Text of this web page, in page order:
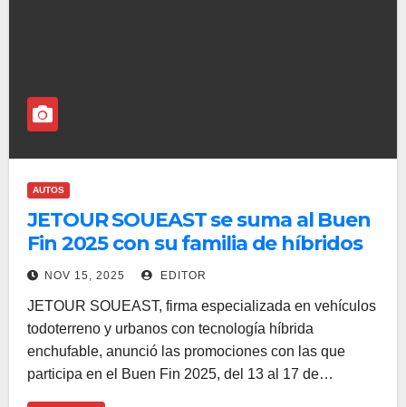
AUTOS
JETOUR SOUEAST se suma al Buen
Fin 2025 con su familia de híbridos
enchufables
NOV 15, 2025 EDITOR
JETOUR SOUEAST, firma especializada en vehículos
todoterreno y urbanos con tecnología híbrida
enchufable, anunció las promociones con las que
participa en el Buen Fin 2025, del 13 al 17 de…